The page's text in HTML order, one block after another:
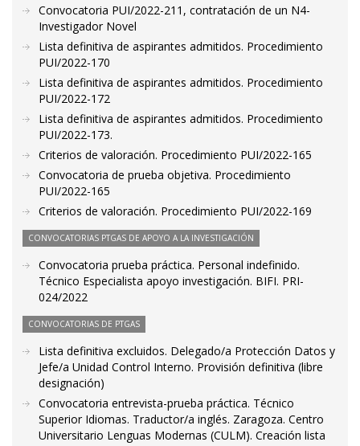
Convocatoria PUI/2022-211, contratación de un N4-
Investigador Novel
Lista definitiva de aspirantes admitidos. Procedimiento
PUI/2022-170
Lista definitiva de aspirantes admitidos. Procedimiento
PUI/2022-172
Lista definitiva de aspirantes admitidos. Procedimiento
PUI/2022-173.
Criterios de valoración. Procedimiento PUI/2022-165
Convocatoria de prueba objetiva. Procedimiento
PUI/2022-165
Criterios de valoración. Procedimiento PUI/2022-169
CONVOCATORIAS PTGAS DE APOYO A LA INVESTIGACIÓN
Convocatoria prueba práctica. Personal indefinido.
Técnico Especialista apoyo investigación. BIFI. PRI-
024/2022
CONVOCATORIAS DE PTGAS
Lista definitiva excluidos. Delegado/a Protección Datos y
Jefe/a Unidad Control Interno. Provisión definitiva (libre
designación)
Convocatoria entrevista-prueba práctica. Técnico
Superior Idiomas. Traductor/a inglés. Zaragoza. Centro
Universitario Lenguas Modernas (CULM). Creación lista